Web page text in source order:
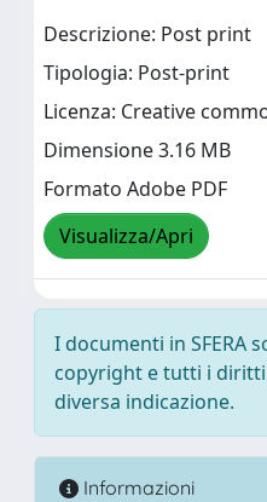
Descrizione: Post print
Tipologia: Post-print
Licenza: Creative
Dimensione 3.16 MB
Formato Adobe PDF
Visualizza/Apri
I documenti in SFERA
copyright e tutti i
diversa indicazione.
Informazioni